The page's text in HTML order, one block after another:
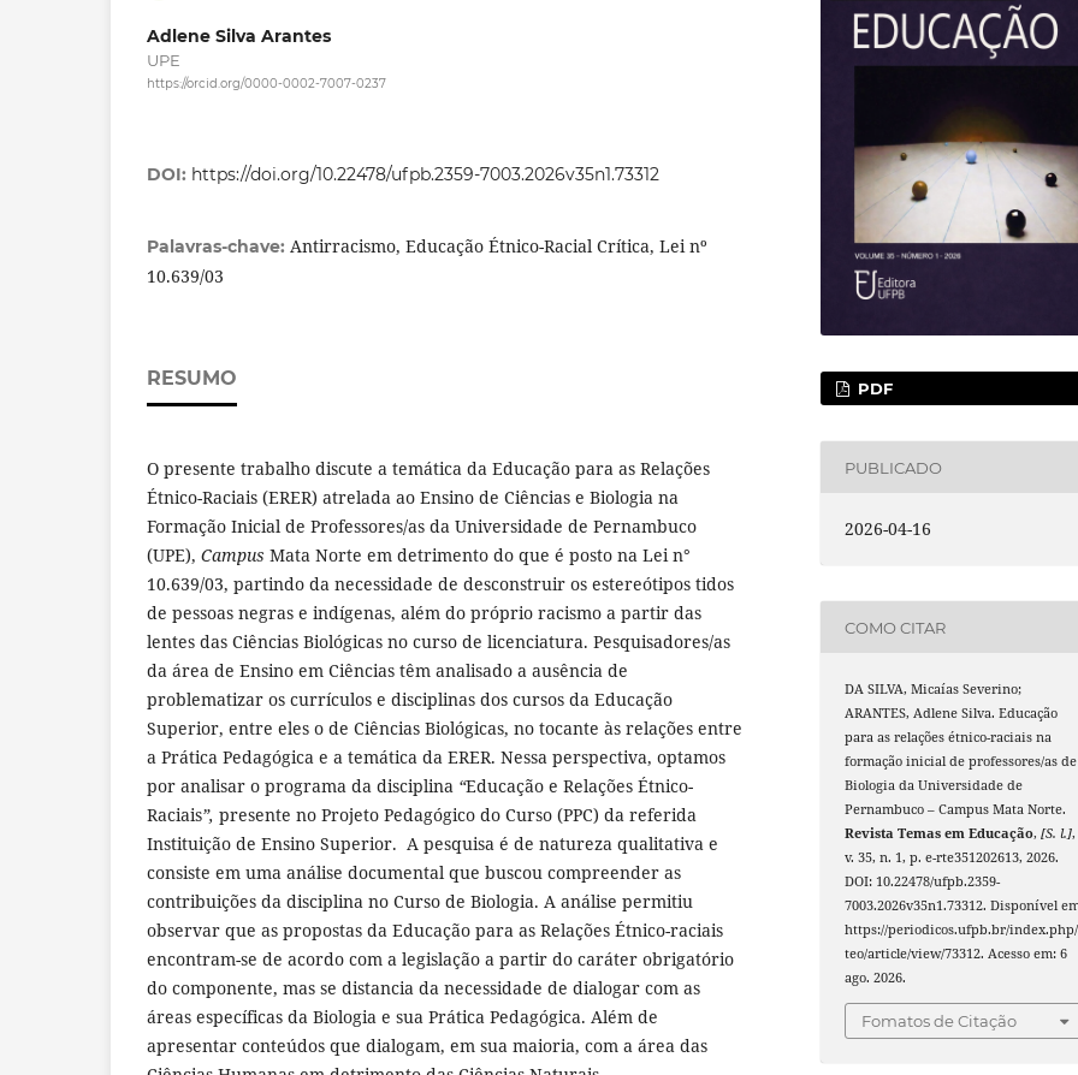
Adlene Silva Arantes
UPE
https://orcid.org/0000-0002-7007-0237
DOI: https://doi.org/10.22478/ufpb.2359-7003.2026v35n1.73312
Palavras-chave: Antirracismo, Educação Étnico-Racial Crítica, Lei nº
10.639/03
RESUMO
O presente trabalho discute a temática da Educação para as Relações
Étnico-Raciais (ERER) atrelada ao Ensino de Ciências e Biologia na
Formação Inicial de Professores/as da Universidade de Pernambuco
(UPE), Campus Mata Norte em detrimento do que é posto na Lei n°
10.639/03, partindo da necessidade de desconstruir os estereótipos tidos
de pessoas negras e indígenas, além do próprio racismo a partir das
lentes das Ciências Biológicas no curso de licenciatura. Pesquisadores/as
da área de Ensino em Ciências têm analisado a ausência de
problematizar os currículos e disciplinas dos cursos da Educação
Superior, entre eles o de Ciências Biológicas, no tocante às relações entre
a Prática Pedagógica e a temática da ERER. Nessa perspectiva, optamos
por analisar o programa da disciplina “Educação e Relações Étnico-
Raciais”, presente no Projeto Pedagógico do Curso (PPC) da referida
Instituição de Ensino Superior. A pesquisa é de natureza qualitativa e
consiste em uma análise documental que buscou compreender as
contribuições da disciplina no Curso de Biologia. A análise permitiu
observar que as propostas da Educação para as Relações Étnico-raciais
encontram-se de acordo com a legislação a partir do caráter obrigatório
do componente, mas se distancia da necessidade de dialogar com as
áreas específicas da Biologia e sua Prática Pedagógica. Além de
apresentar conteúdos que dialogam, em sua maioria, com a área das
PDF
PUBLICADO
2026-04-16
COMO CITAR
DA SILVA, Micaías Severino;
ARANTES, Adlene Silva. Educação
para as relações étnico-raciais na
formação inicial de professores/as de
Biologia da Universidade de
Pernambuco – Campus Mata Norte.
Revista Temas em Educação,[S. l.],
v. 35, n. 1, p. e-rte351202613, 2026.
DOI: 10.22478/ufpb.2359-
7003.2026v35n1.73312. Disponível
https://periodicos.ufpb.br/
teo/article/view/73312. Acesso em: 6
ago. 2026.
Fomatos de Citação